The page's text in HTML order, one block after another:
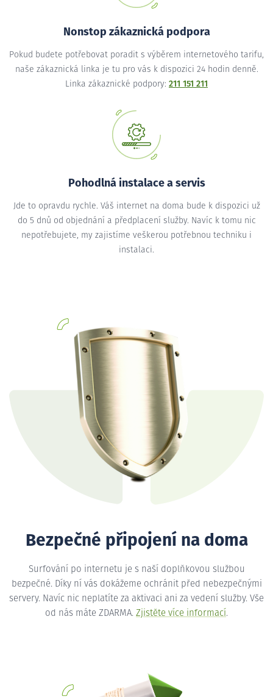
Nonstop zákaznická podpora
Pokud budete potřebovat poradit s výběrem internetového tarifu,
naše zákaznická linka je tu pro vás k dispozici 24 hodin denně.
Linka zákaznické podpory: 211 151 211
Pohodlná instalace a servis
Jde to opravdu rychle. Váš internet na doma bude k dispozici už
do 5 dnů od objednání a předplacení služby. Navíc k tomu nic
nepotřebujete, my zajistíme veškerou potřebnou techniku i
instalaci.
Bezpečné připojení na doma
Surfování po internetu je s naší doplňkovou službou
bezpečné. Díky ní vás dokážeme ochránit před nebezpečnými
servery. Navíc nic neplatíte za aktivaci ani za vedení služby. Vše
od nás máte ZDARMA. Zjistěte více informací.